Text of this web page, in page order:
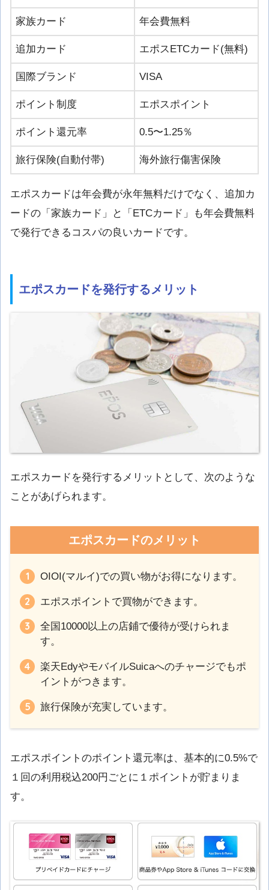
家族カード 年会費無料
追加カード エポスETCカード(無料)
国際ブランド VISA
ポイント制度 エポスポイント
ポイント還元率 0.5〜1.25％
旅行保険(自動付帯) 海外旅行傷害保険
エポスカードは年会費が永年無料だけでなく、追加カ
ードの「家族カード」と「ETCカード」も年会費無料
で発行できるコスパの良いカードです。
エポスカードを発行するメリット
エポスカードを発行するメリットとして、次のような
ことがあげられます。
エポスカードのメリット
OIOI(マルイ)での買い物がお得になります。
エポスポイントで買物ができます。
全国10000以上の店鋪で優待が受けられま
す。
楽天EdyやモバイルSuicaへのチャージでもポ
イントがつきます。
旅行保険が充実しています。
エポスポイントのポイント還元率は、基本的に0.5%で
１回の利用税込200円ごとに１ポイントが貯まりま
す。